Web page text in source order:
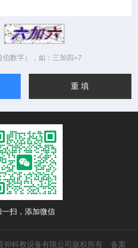
数字），如：三加四=7
一扫，添加微信
仰科教设备有限公司版权所有 备案